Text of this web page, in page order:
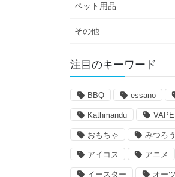
ペット用品
その他
注目のキーワード
BBQ essano
Kathmandu VAPE
おもちゃ みつろ
アイコス アニメ
イースター オーツ